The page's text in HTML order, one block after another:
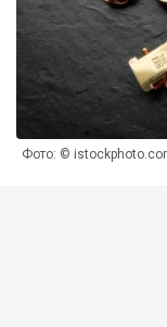
Фото: ©